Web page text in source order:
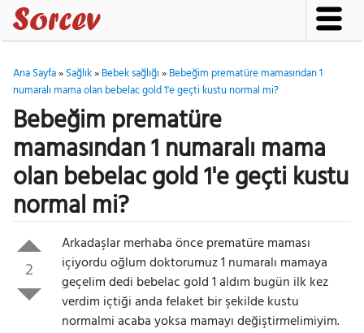
Ana Sayfa»Sağlık»Bebek sağlığı»Bebeğim prematüre mamasından 1
numaralı mama olan bebelac gold 1'e geçti kustu normal mi?
Bebeğim prematüre
mamasından 1 numaralı mama
olan bebelac gold 1'e geçti kustu
normal mi?
2
Arkadaşlar merhaba önce prematüre maması
içiyordu oğlum doktorumuz 1 numaralı mamaya
geçelim dedi bebelac gold 1 aldım bugün ilk kez
verdim içtiği anda felaket bir şekilde kustu
normalmi acaba yoksa mamayı değiştirmelimiyim.